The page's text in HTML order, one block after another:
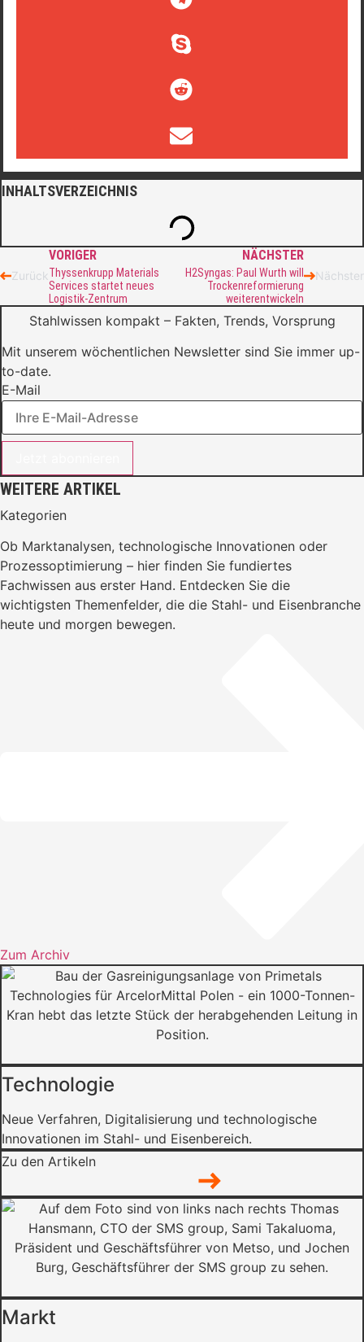
INHALTSVERZEICHNIS
Zurück
VORIGER
Thyssenkrupp Materials
Services startet neues
Logistik-Zentrum
NÄCHSTER
H2Syngas: Paul Wurth will
Trockenreformierung
weiterentwickeln
Nächster
Stahlwissen kompakt – Fakten, Trends, Vorsprung
Mit unserem wöchentlichen Newsletter sind Sie immer up-
to-date.
E-Mail
WEITERE ARTIKEL
Kategorien
Ob Marktanalysen, technologische Innovationen oder
Prozessoptimierung – hier finden Sie fundiertes
Fachwissen aus erster Hand. Entdecken Sie die
wichtigsten Themenfelder, die die Stahl- und Eisenbranche
heute und morgen bewegen.
Zum Archiv
Technologie
Neue Verfahren, Digitalisierung und technologische
Innovationen im Stahl- und Eisenbereich.
Zu den Artikeln
Markt